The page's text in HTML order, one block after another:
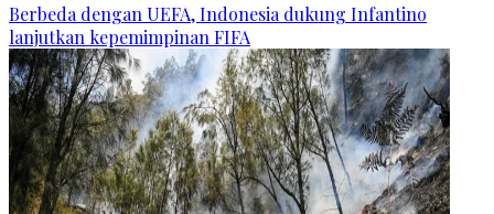
Berbeda dengan UEFA, Indonesia dukung Infantino
lanjutkan kepemimpinan FIFA